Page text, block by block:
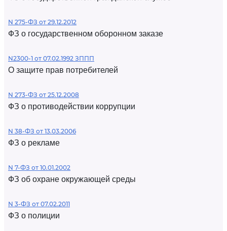
N 275-ФЗ от 29.12.2012
ФЗ о государственном оборонном заказе
N2300-1 от 07.02.1992 ЗППП
О защите прав потребителей
N 273-ФЗ от 25.12.2008
ФЗ о противодействии коррупции
N 38-ФЗ от 13.03.2006
ФЗ о рекламе
N 7-ФЗ от 10.01.2002
ФЗ об охране окружающей среды
N 3-ФЗ от 07.02.2011
ФЗ о полиции